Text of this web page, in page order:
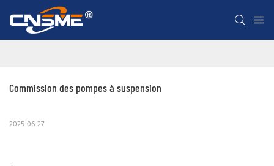
Commission des pompes à suspension
2025-06-27